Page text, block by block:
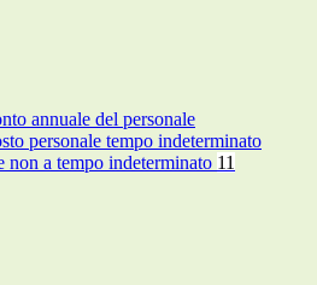
annuale del personale
personale tempo indeterminato
non a tempo indeterminato 11